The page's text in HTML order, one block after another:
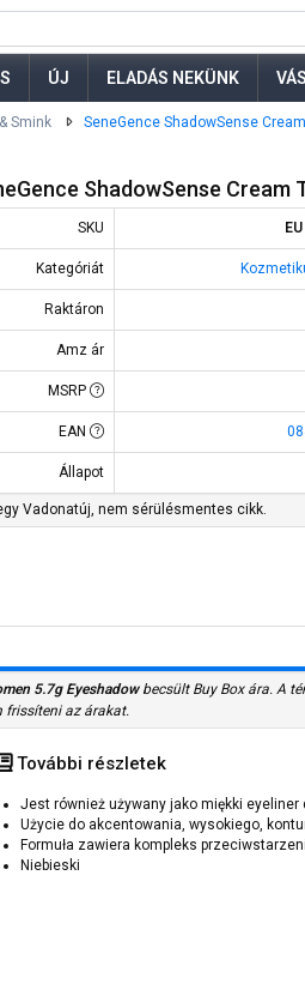
ÚJ ELADÁS NEKÜNK
Smink SeneGence ShadowSense
ShadowSense
SKU
Kategóriát
Raktáron
Amz ár
MSRP
EAN
Állapot
Vadonatúj, nem sérülésmentes cikk.
5.7g Eyeshadowbecsült Buy Box ára. A
frissíteni az árakat.
További részletek
Jest również używany jako miękki
Użycie do akcentowania, wysokiego,
Formuła zawiera kompleks
Niebieski